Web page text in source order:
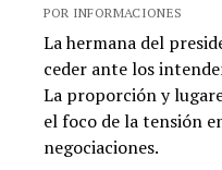
POR INFORMACIONES
La hermana del
ceder ante los
La proporción y
el foco de la tensión
negociaciones.